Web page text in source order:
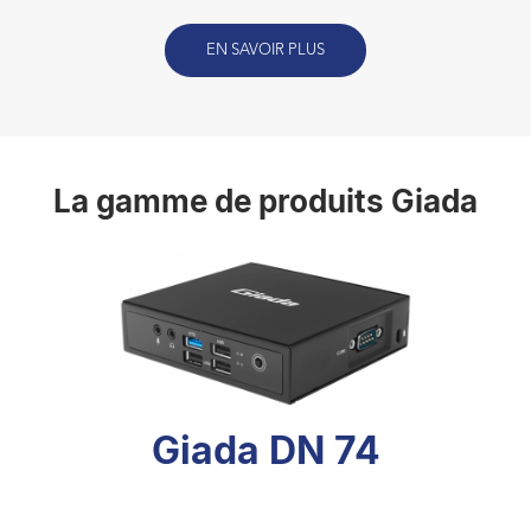
EN SAVOIR PLUS
La gamme de produits Giada
Giada DN 74